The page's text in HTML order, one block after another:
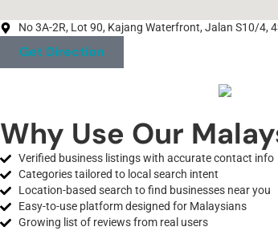
No 3A-2R, Lot 90, Kajang Waterfront, Jalan S10/4,
Get Direction
Why Use Our
Verified business listings with accurate contact info
Categories tailored to local search intent
Location-based search to find businesses near you
Easy-to-use platform designed for Malaysians
Growing list of reviews from real users